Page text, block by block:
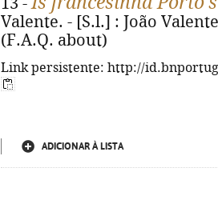
Valente. - [S.l.] : João
(F.A.Q. about)
Link persistente: http://
ADICIONAR À LISTA